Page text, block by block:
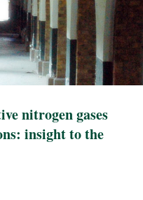
nitrogen gases
insight to the